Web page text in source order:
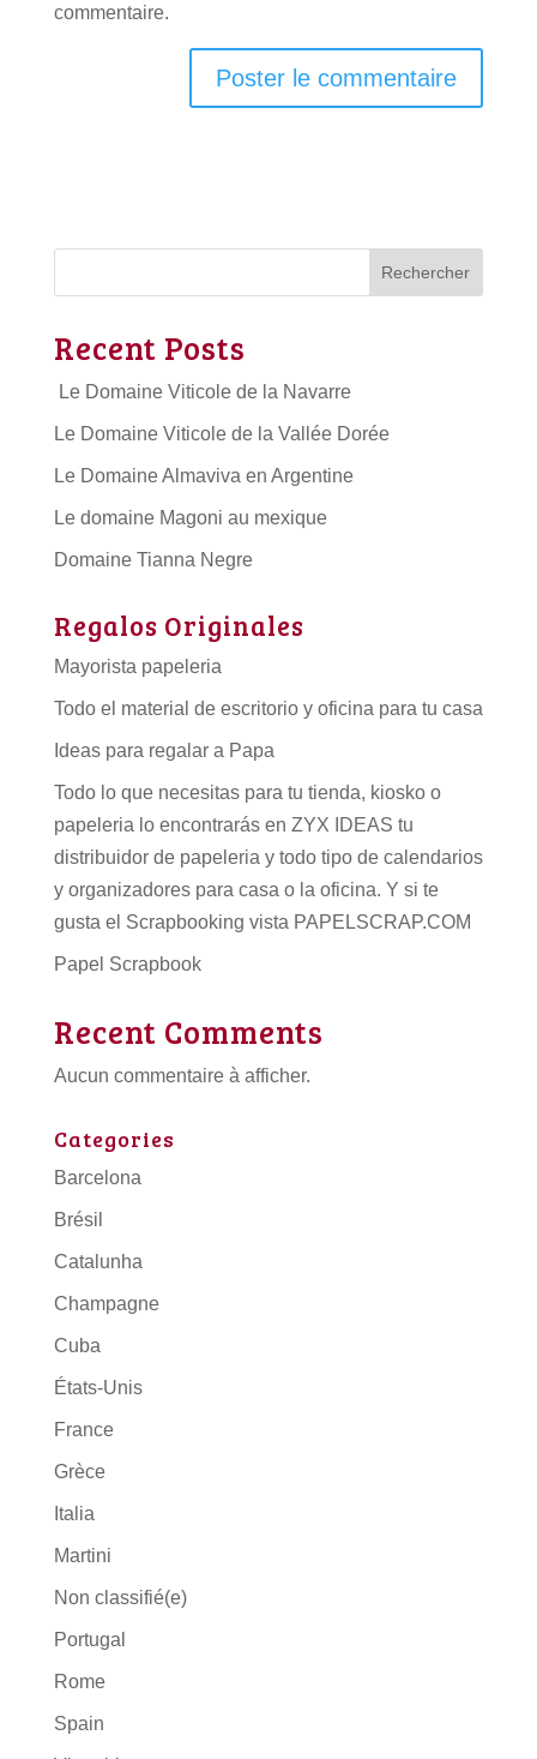
commentaire.
Rechercher
Recent Posts
Le Domaine Viticole de la Navarre
Le Domaine Viticole de la Vallée Dorée
Le Domaine Almaviva en Argentine
Le domaine Magoni au mexique
Domaine Tianna Negre
Regalos Originales
Mayorista papeleria
Todo el material de escritorio y oficina para tu casa
Ideas para regalar a Papa
Todo lo que necesitas para tu tienda, kiosko o
papeleria lo encontrarás en ZYX IDEAS tu
distribuidor de papeleria y todo tipo de calendarios
y organizadores para casa o la oficina. Y si te
gusta el Scrapbooking vista PAPELSCRAP.COM
Papel Scrapbook
Recent Comments
Aucun commentaire à afficher.
Categories
Barcelona
Brésil
Catalunha
Champagne
Cuba
États-Unis
France
Grèce
Italia
Martini
Non classifié(e)
Portugal
Rome
Spain